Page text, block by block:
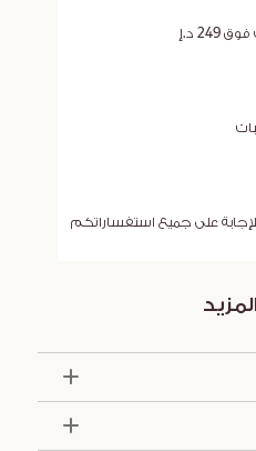
د.إ
على جميع استفساراتكم